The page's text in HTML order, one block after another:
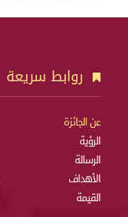
روابط سريعة
عن الجائزة
الرؤية
الرسالة
الأهداف
القيمة